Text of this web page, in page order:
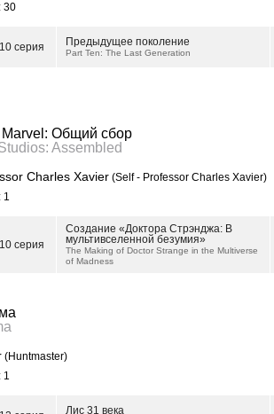
30
серия Предыдущее поколение
Part Ten: The Last Generation
Marvel: Общий сбор
Assembled
Charles Xavier (Self - Professor Charles Xavier)
1
серия
Создание «Доктора Стрэнджа: В
мультивселенной безумия»
The Making of Doctor Strange in the Multiverse
of Madness
(Huntmaster)
1
Лис 31 века